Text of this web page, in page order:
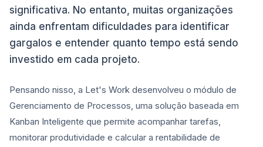
significativa. No entanto, muitas organizações
ainda enfrentam dificuldades para identificar
gargalos e entender quanto tempo está sendo
investido em cada projeto.
Pensando nisso, a Let's Work desenvolveu o módulo de
Gerenciamento de Processos, uma solução baseada em
Kanban Inteligente que permite acompanhar tarefas,
monitorar produtividade e calcular a rentabilidade de